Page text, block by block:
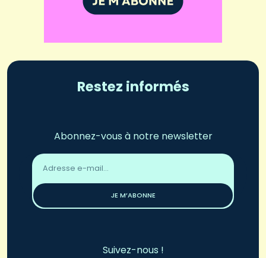
Restez informés
Abonnez-vous à notre newsletter
Adresse
email
JE M’ABONNE
Suivez-nous !